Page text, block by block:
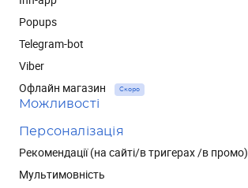
Popups
Telegram-bot
Viber
Офлайн магазин
Скоро
Можливості
Персоналізація
Рекомендації (на сайті/в тригерах /в промо)
Мультимовність